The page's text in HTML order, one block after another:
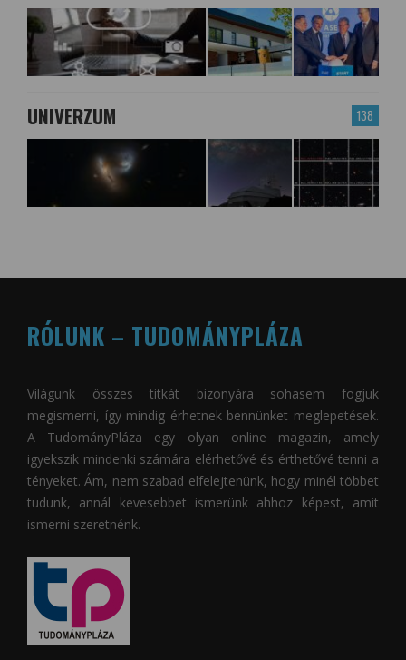
138
UNIVERZUM
RÓLUNK – TUDOMÁNYPLÁZA
Világunk összes titkát bizonyára sohasem fogjuk
megismerni, így mindig érhetnek bennünket meglepetések.
A TudományPláza egy olyan online magazin, amely
igyekszik mindenki számára elérhetővé és érthetővé tenni a
tényeket. Ám, nem szabad elfelejtenünk, hogy minél többet
tudunk, annál kevesebbet ismerünk ahhoz képest, amit
ismerni szeretnénk.